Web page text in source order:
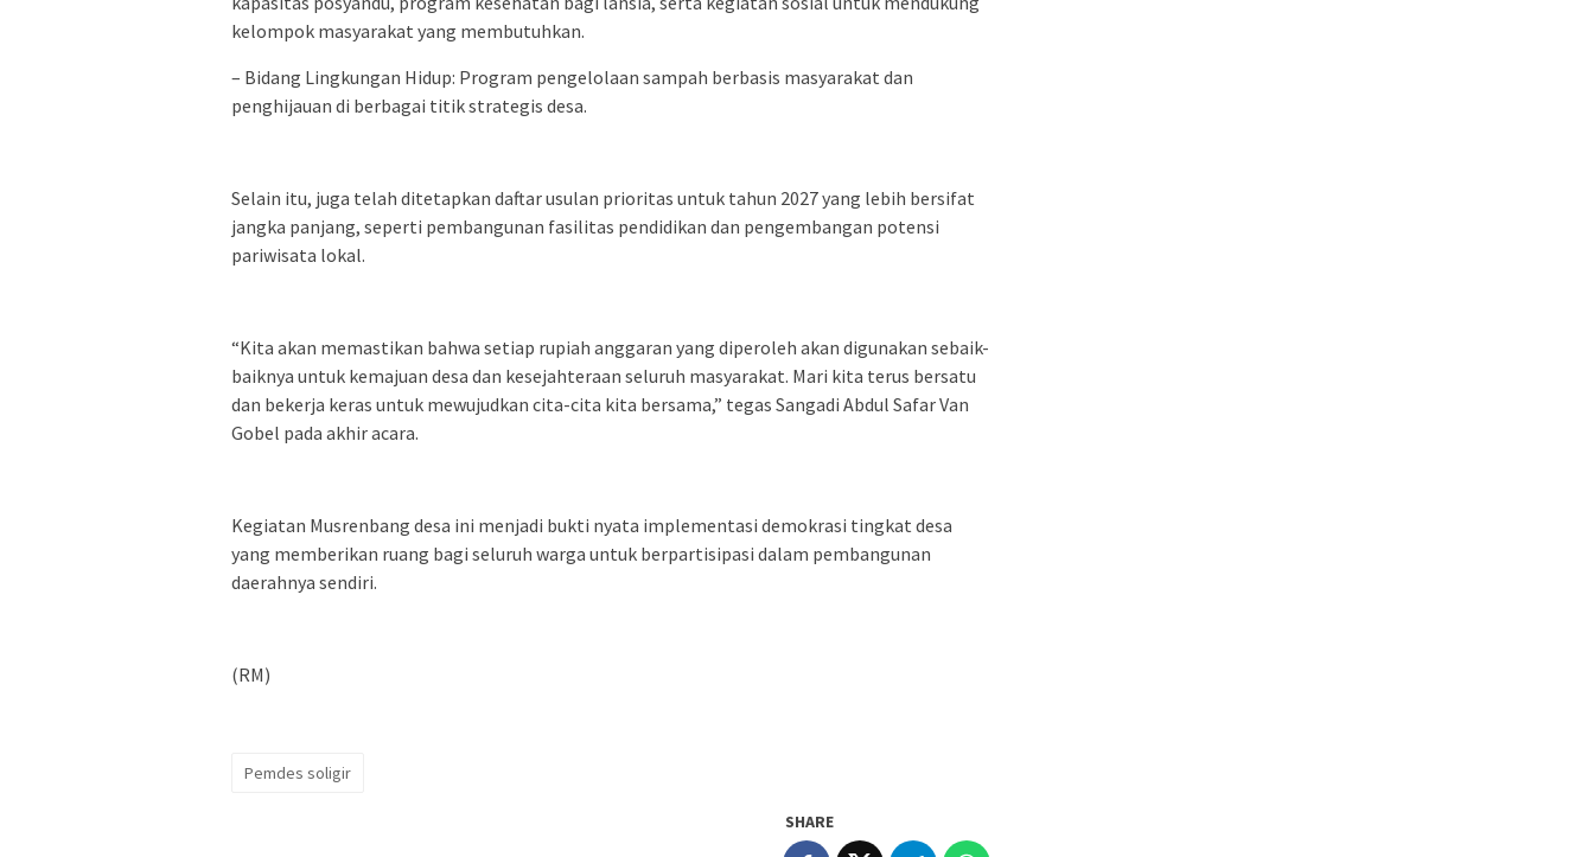
kelompok masyarakat yang membutuhkan.
– Bidang Lingkungan Hidup: Program pengelolaan sampah berbasis masyarakat dan
penghijauan di berbagai titik strategis desa.
Selain itu, juga telah ditetapkan daftar usulan prioritas untuk tahun 2027 yang lebih bersifat
jangka panjang, seperti pembangunan fasilitas pendidikan dan pengembangan potensi
pariwisata lokal.
“Kita akan memastikan bahwa setiap rupiah anggaran yang diperoleh akan digunakan sebaik-
baiknya untuk kemajuan desa dan kesejahteraan seluruh masyarakat. Mari kita terus bersatu
dan bekerja keras untuk mewujudkan cita-cita kita bersama,” tegas Sangadi Abdul Safar Van
Gobel pada akhir acara.
Kegiatan Musrenbang desa ini menjadi bukti nyata implementasi demokrasi tingkat desa
yang memberikan ruang bagi seluruh warga untuk berpartisipasi dalam pembangunan
daerahnya sendiri.
(RM)
Pemdes soligir
SHARE